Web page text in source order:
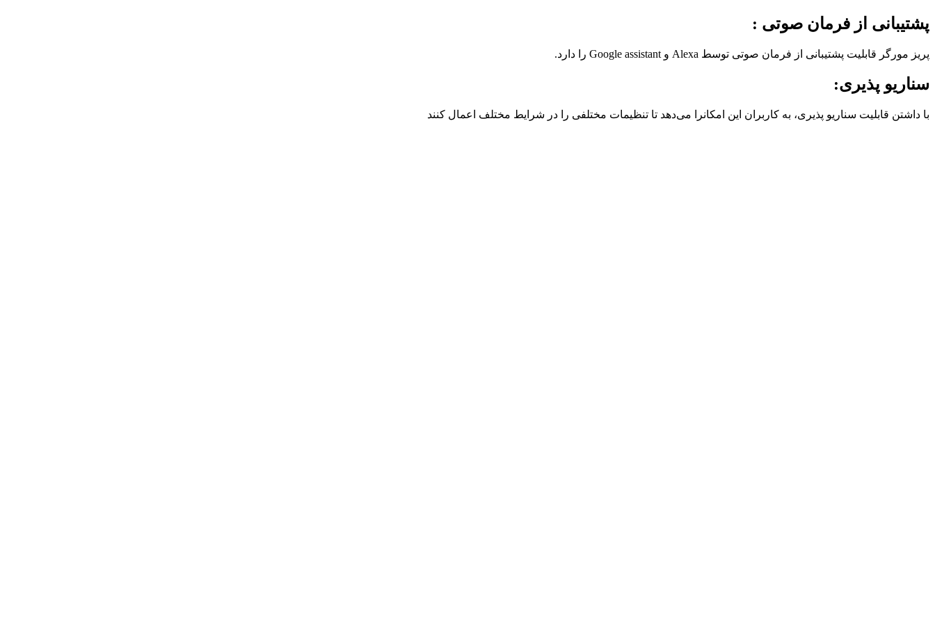
پشتیبانی از فرمان صوتی :
پریز مورگر قابلیت پشتیبانی از فرمان صوتی توسط Alexa و Google assistant را دارد.
سناریو پذیری:
با داشتن قابلیت سناریو پذیری، به کاربران این امکانرا می‌دهد تا تنظیمات مختلفی را در شرایط مختلف اعمال کنند